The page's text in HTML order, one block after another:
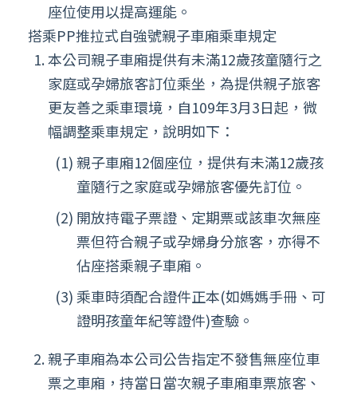
座位使用以提高運能。
搭乘PP推拉式自強號親子車廂乘車規定
本公司親子車廂提供有未滿12歲孩童隨行之
家庭或孕婦旅客訂位乘坐，為提供親子旅客
更友善之乘車環境，自109年3月3日起，微
幅調整乘車規定，說明如下：
親子車廂12個座位，提供有未滿12歲孩
童隨行之家庭或孕婦旅客優先訂位。
開放持電子票證、定期票或該車次無座
票但符合親子或孕婦身分旅客，亦得不
佔座搭乘親子車廂。
乘車時須配合證件正本(如媽媽手冊、可
證明孩童年紀等證件)查驗。
親子車廂為本公司公告指定不發售無座位車
票之車廂，持當日當次親子車廂車票旅客、